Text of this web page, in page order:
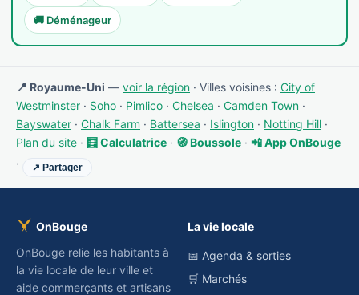
🚚 Déménageur
📍 Royaume-Uni — voir la région · Villes voisines : City of
Westminster · Soho · Pimlico · Chelsea · Camden Town ·
Bayswater · Chalk Farm · Battersea · Islington · Notting Hill ·
Plan du site · 🧮 Calculatrice · 🧭 Boussole · 📲 App OnBouge
·
↗ Partager
OnBouge
OnBouge relie les habitants à
la vie locale de leur ville et
aide commerçants et artisans
La vie locale
📅 Agenda & sorties
🛒 Marchés